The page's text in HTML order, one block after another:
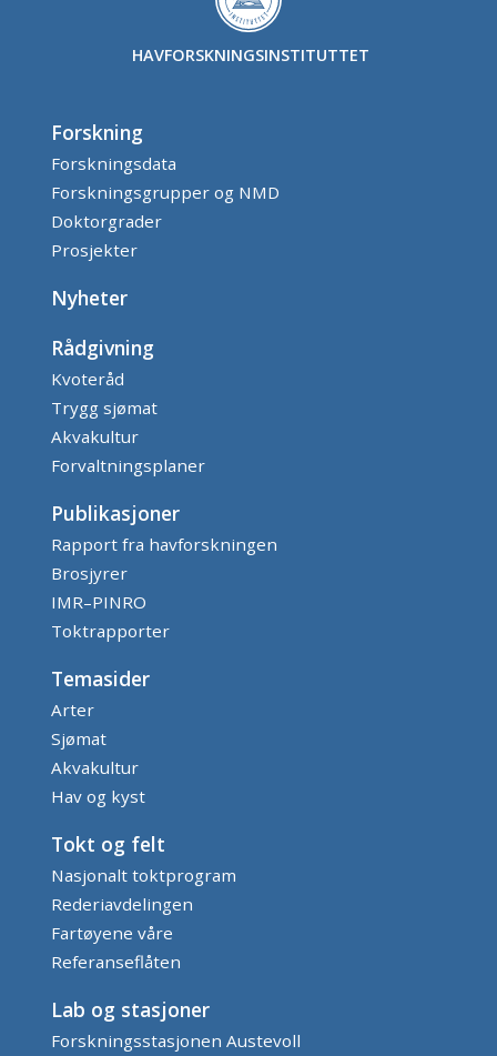
HAVFORSKNINGSINSTITUTTET
Forskning
Forskningsdata
Forskningsgrupper og NMD
Doktorgrader
Prosjekter
Nyheter
Rådgivning
Kvoteråd
Trygg sjømat
Akvakultur
Forvaltningsplaner
Publikasjoner
Rapport fra havforskningen
Brosjyrer
IMR–PINRO
Toktrapporter
Temasider
Arter
Sjømat
Akvakultur
Hav og kyst
Tokt og felt
Nasjonalt toktprogram
Rederiavdelingen
Fartøyene våre
Referanseflåten
Lab og stasjoner
Forskningsstasjonen Austevoll